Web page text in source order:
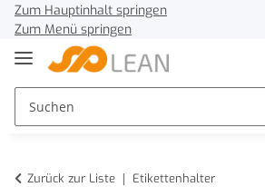
Zum Hauptinhalt springen
Zum Menü springen
Zurück zur Liste Etikettenhalter